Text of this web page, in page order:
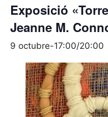
Exposició
Jeanne M.
9 octubre-17:00/20:00